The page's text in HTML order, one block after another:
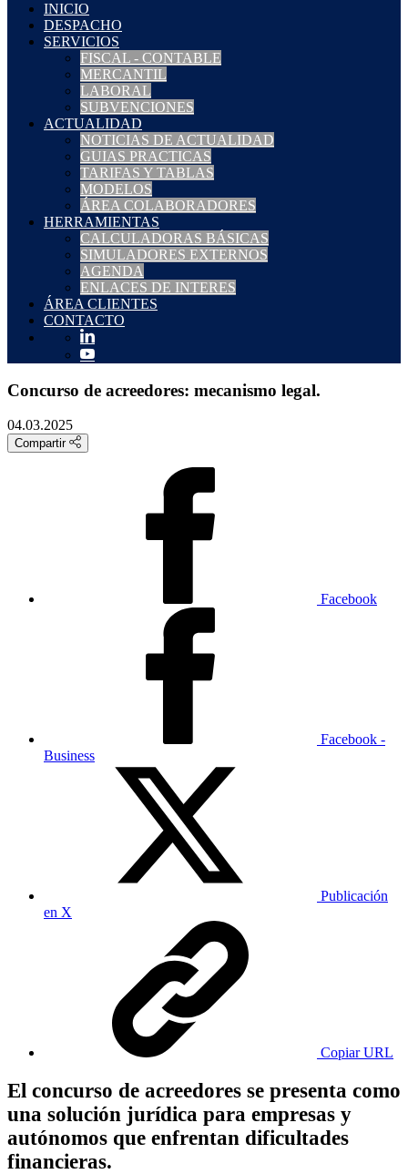
INICIO
DESPACHO
SERVICIOS
FISCAL - CONTABLE
MERCANTIL
LABORAL
SUBVENCIONES
ACTUALIDAD
NOTICIAS DE ACTUALIDAD
GUIAS PRACTICAS
TARIFAS Y TABLAS
MODELOS
ÁREA COLABORADORES
HERRAMIENTAS
CALCULADORAS BÁSICAS
SIMULADORES EXTERNOS
AGENDA
ENLACES DE INTERES
ÁREA CLIENTES
CONTACTO
Concurso de acreedores: mecanismo legal.
04.03.2025
Compartir
Facebook
Facebook -
Business
Publicación
en X
Copiar URL
El concurso de acreedores se presenta como
una solución jurídica para empresas y
autónomos que enfrentan dificultades
financieras.